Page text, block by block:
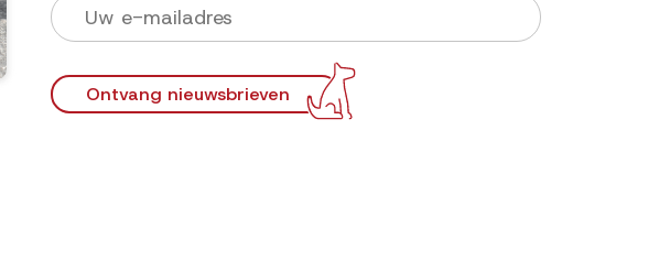
Ontvang nieuwsbrieven